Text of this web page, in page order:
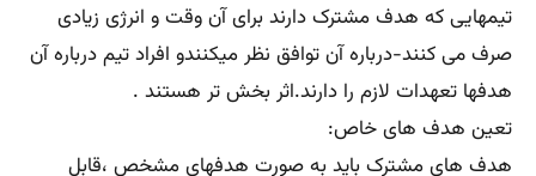
تیمهایی که هدف مشترک دارند برای آن وقت و انرژی زیادی
صرف می کنند-درباره آن توافق نظر میکنندو افراد تیم درباره آن
هدفها تعهدات لازم را دارند.اثر بخش تر هستند .
تعین هدف های خاص:
هدف های مشترک باید به صورت هدفهای مشخص ،قابل